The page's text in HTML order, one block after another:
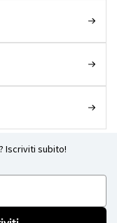
Iscriviti subito!